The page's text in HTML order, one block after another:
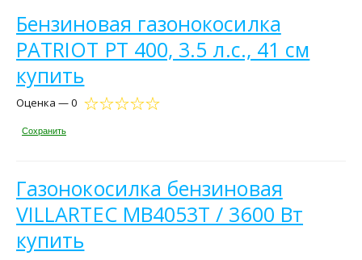
Бензиновая газонокосилка
PATRIOT PT 400, 3.5 л.с., 41 см
купить
Оценка — 0
Сохранить
Газонокосилка бензиновая
VILLARTEC MB4053T / 3600 Вт
купить